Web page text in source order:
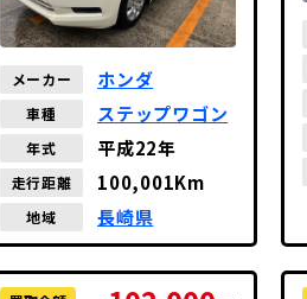
メーカー ホンダ
車種 ステップワゴン
年式 平成22年
走行距離 100,001Km
地域 長崎県